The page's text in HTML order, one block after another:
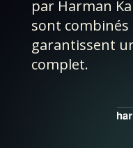
par Harman
sont combinés
garantissent
complet.​